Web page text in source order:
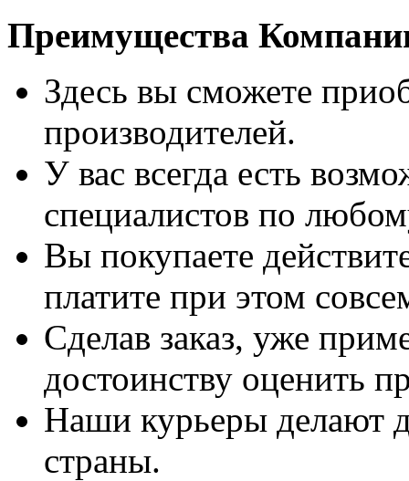
Преимущества
Здесь вы сможете
производителей.
У вас всегда есть
специалистов по
Вы покупаете
платите при этом
Сделав заказ, уже
достоинству оценить
Наши курьеры делают
страны.